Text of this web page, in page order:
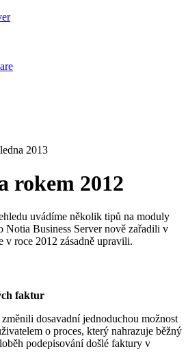
2013
rokem 2012
uvádíme několik tipů na moduly
Notia Business Server nově zařadili v
v roce 2012 zásadně upravili.
faktur
dosavadní jednoduchou možnost
o proces, který nahrazuje běžný
podepisování došlé faktury v